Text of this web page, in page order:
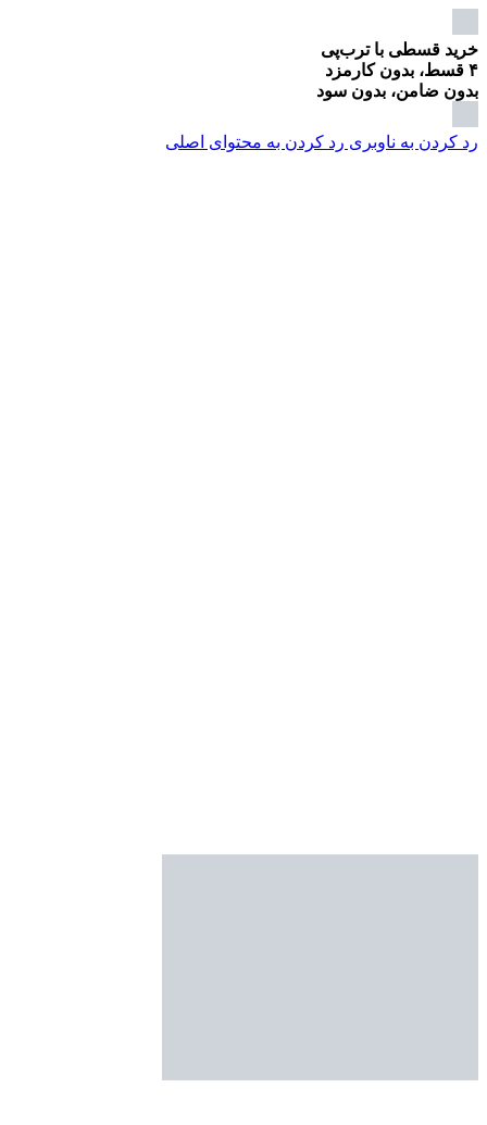
خرید قسطی با ترب‌پی
۴ قسط، بدون کارمزد
بدون ضامن، بدون سود
رد کردن به ناوبری رد کردن به محتوای اصلی